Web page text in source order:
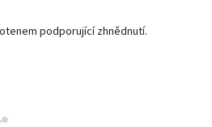
podporující zhnědnutí.